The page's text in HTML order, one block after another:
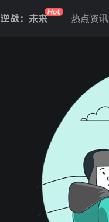
逆战：未来 热点资讯